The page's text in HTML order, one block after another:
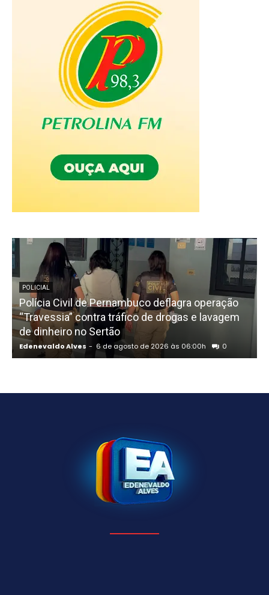
POLICIAL
Polícia Civil de Pernambuco deflagra operação
“Travessia” contra tráfico de drogas e lavagem
de dinheiro no Sertão
Edenevaldo Alves - 6 de agosto de 2026 às 06:00h 0